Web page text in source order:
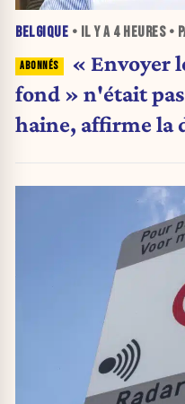
BELGIQUE • IL Y A 4 HEURES•
« Envoyer
fond » n'était
haine, affirme la